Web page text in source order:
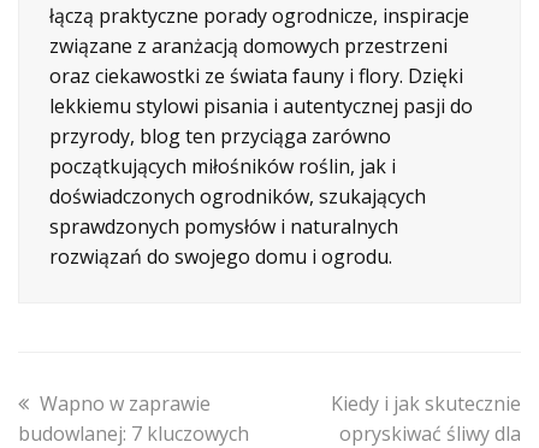
łączą praktyczne porady ogrodnicze, inspiracje
związane z aranżacją domowych przestrzeni
oraz ciekawostki ze świata fauny i flory. Dzięki
lekkiemu stylowi pisania i autentycznej pasji do
przyrody, blog ten przyciąga zarówno
początkujących miłośników roślin, jak i
doświadczonych ogrodników, szukających
sprawdzonych pomysłów i naturalnych
rozwiązań do swojego domu i ogrodu.
previous
post:
Wapno w zaprawie
budowlanej: 7 kluczowych
next
post:
Kiedy i jak skutecznie
opryskiwać śliwy dla